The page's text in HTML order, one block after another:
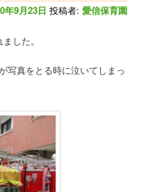
年9月23日 投稿者: 愛信保育園
した。
写真をとる時に泣いてしまっ